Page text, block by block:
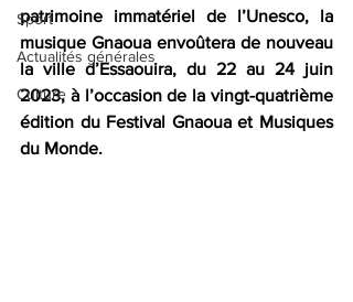
Sport
Actualités générales
Culture
patrimoine immatériel de l’Unesco, la
musique Gnaoua envoûtera de nouveau
la ville d’Essaouira, du 22 au 24 juin
2023, à l’occasion de la vingt-quatrième
édition du Festival Gnaoua et Musiques
du Monde.